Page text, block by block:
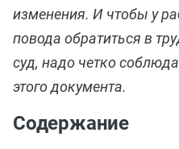
изменения. И чтобы у
повода обратиться в
суд, надо четко
этого документа.
Содержание